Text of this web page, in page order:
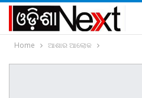
Home ଆଶାର ଆଲୋକ